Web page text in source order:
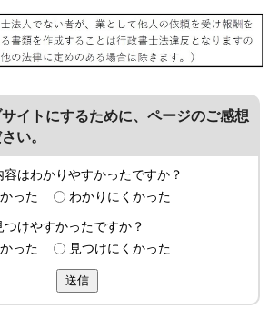
イトにするために、ページのご感想
い。
容はわかりやすかったですか？
った
わかりにくかった
つけやすかったですか？
った
見つけにくかった
送信